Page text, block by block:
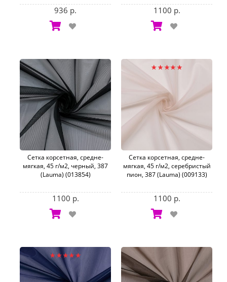
936 р. 1100 р.
Сетка корсетная, средне-
мягкая, 45 г/м2, черный, 387
(Lauma) (013854)
1100 р.
Сетка корсетная, средне-
мягкая, 45 г/м2, серебристый
пион, 387 (Lauma) (009133)
1100 р.